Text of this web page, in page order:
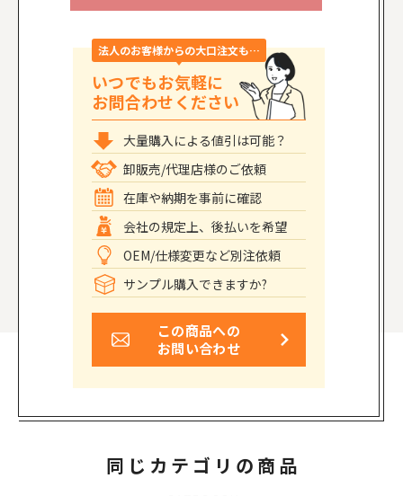
法人のお客様からの大口注文も…
いつでもお気軽に
お問合わせください
大量購入による値引は可能？
卸販売/代理店様のご依頼
在庫や納期を事前に確認
会社の規定上、後払いを希望
OEM/仕様変更など別注依頼
サンプル購入できますか?
この商品への
お問い合わせ
同じカテゴリの商品